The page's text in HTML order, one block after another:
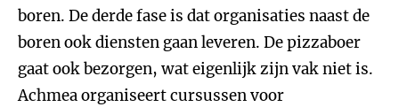
boren. De derde fase is dat organisaties naast de
boren ook diensten gaan leveren. De pizzaboer
gaat ook bezorgen, wat eigenlijk zijn vak niet is.
Achmea organiseert cursussen voor